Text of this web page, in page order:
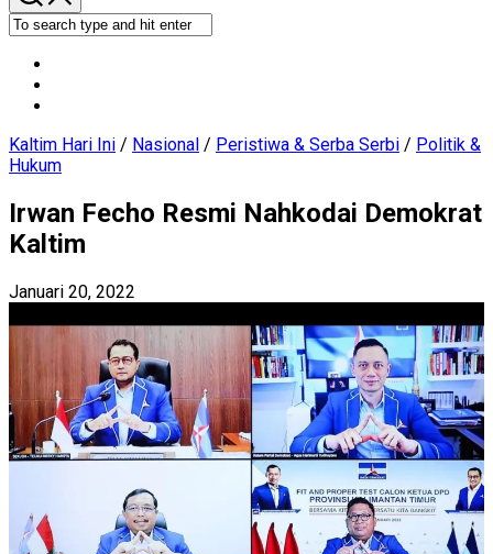
Kaltim Hari Ini / Nasional / Peristiwa & Serba Serbi / Politik &
Hukum
Irwan Fecho Resmi Nahkodai Demokrat
Kaltim
Januari 20, 2022